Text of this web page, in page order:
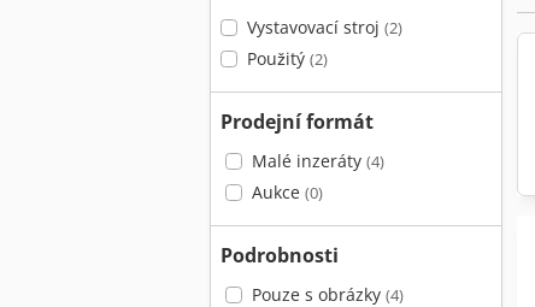
Vystavovací stroj (2)
Použitý (2)
Prodejní formát
Malé inzeráty (4)
Aukce (0)
Podrobnosti
Pouze s obrázky (4)